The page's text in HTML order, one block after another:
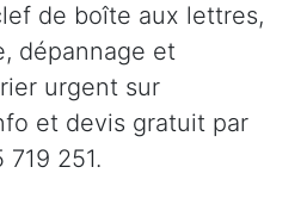
de boîte aux lettres,
dépannage et
urgent sur
et devis gratuit par
251.